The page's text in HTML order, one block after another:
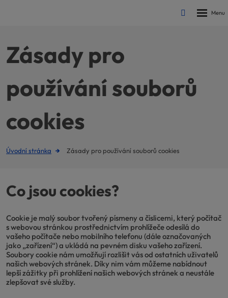
Vyhledávání
Zásady pro
používání souborů
cookies
Úvodní stránka Zásady pro používání souborů cookies
Co jsou cookies?
Cookie je malý soubor tvořený písmeny a číslicemi, který počítač
s webovou stránkou prostřednictvím prohlížeče odesílá do
vašeho počítače nebo mobilního telefonu (dále označovaných
jako „zařízení“) a ukládá na pevném disku vašeho zařízení.
Soubory cookie nám umožňují rozlišit vás od ostatních uživatelů
našich webových stránek. Díky nim vám můžeme nabídnout
lepší zážitky při prohlížení našich webových stránek a neustále
zlepšovat své služby.